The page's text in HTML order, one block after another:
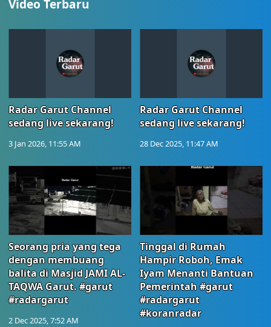
Video Terbaru
Radar Garut Channel
sedang live sekarang!
3 Jan 2026, 11:55 AM
Radar Garut Channel
sedang live sekarang!
28 Dec 2025, 11:47 AM
Seorang pria yang tega
dengan membuang
balita di Masjid JAMI AL-
TAQWA Garut. #garut
#radargarut
2 Dec 2025, 7:52 AM
Tinggal di Rumah
Hampir Roboh, Emak
Iyam Menanti Bantuan
Pemerintah #garut
#radargarut
#koranradar